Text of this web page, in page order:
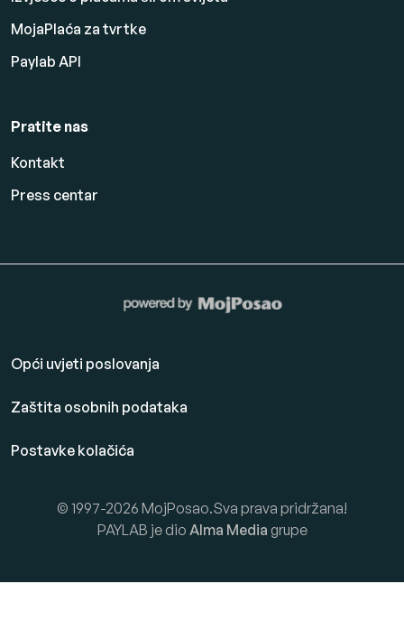
MojaPlaća za tvrtke
Paylab API
Pratite nas
Kontakt
Press centar
Opći uvjeti poslovanja
Zaštita osobnih podataka
Postavke kolačića
© 1997-2026 MojPosao.Sva prava pridržana!
PAYLAB je dio Alma Media grupe